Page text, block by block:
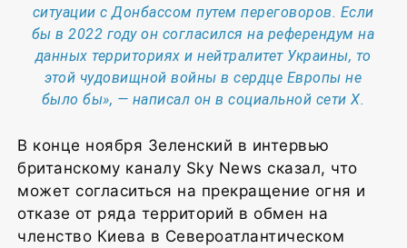
ситуации с Донбассом путем переговоров. Если
бы в 2022 году он согласился на референдум на
данных территориях и нейтралитет Украины, то
этой чудовищной войны в сердце Европы не
было бы», — написал он в социальной сети X.
В конце ноября Зеленский в интервью
британскому каналу Sky News сказал, что
может согласиться на прекращение огня и
отказе от ряда территорий в обмен на
членство Киева в Североатлантическом